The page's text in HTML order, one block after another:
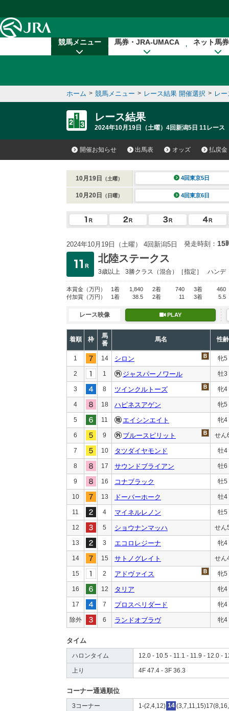
競馬メニュー 馬券・JRA-UMACA ネット馬
ホーム > 競馬メニュー > レース結果 開催選択 > レ
レース結果
2024年10月19日（土曜）4回新潟5日 11レース
開催お知らせ 出馬表 オッズ 払戻金
10月19日 （土曜） 4回東京5日
10月20日 （日曜） 4回東京6日
2024年10月19日（土曜） 4回新潟5日 発走時刻： 15
北陸ステークス
3歳以上 3勝クラス （混合）［指定］ ハンデ
本賞金 （万円） 1着 1,840 2着 740 3着
460
付加賞 （万円） 1着 38.5 2着 11 3着 5.5
レース映像 PLAY
着順 枠
馬
番
馬名 性齢
1 14 シロン 牝5
2 1 ジャスパーノワール 牡3
3 8 ツインクルトーズ 牝4
4 18 ハピネスアゲン 牝5
5 11 エイシンエイト 牝4
6 9 ブルースピリット せん
7 10 タツダイヤモンド 牡4
8 17 サウンドブライアン 牡6
9 16 コナブラック 牡5
10 13 ドーバーホーク 牡4
11 4 マイネルレノン 牡5
12 5 ショウナンマッハ せん
13 3 エコロレジーナ 牝4
14 15 サトノグレイト せん
15 2 アドヴァイス 牝5
16 12 タリア 牝4
17 7 プロスペリダード 牝4
除外 6 ランドオブラヴ 牝4
タイム
ハロンタイム 12.0 - 10.5 - 11.1 - 11.9 - 12.0 -
上り 4F 47.4 - 3F 36.3
コーナー通過順位
3コーナー 1-(2,4,12) 14